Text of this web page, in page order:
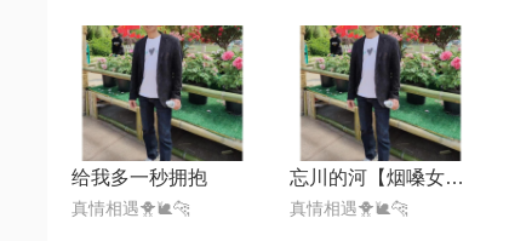
给我多一秒拥抱
真情相遇🐥🐌🐆
忘川的河【烟嗓女版】
真情相遇🐥🐌🐆